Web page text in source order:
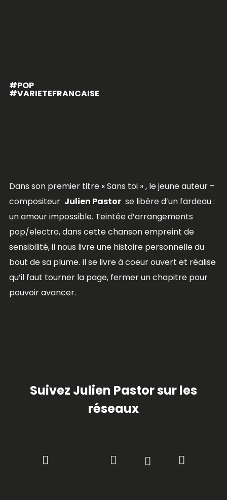
#POP
#VARIETEFRANCAISE
Dans son premier titre « Sans toi » , le jeune auteur –
compositeur Julien Pastor se libère d’un fardeau :
un amour impossible. Teintée d’arrangements
pop/electro, dans cette chanson empreint de
sensibilité, il nous livre une histoire personnelle du
bout de sa plume. Il se livre à coeur ouvert et réalise
qu’il faut tourner la page, fermer un chapitre pour
pouvoir avancer.
Suivez Julien Pastor sur les
réseaux